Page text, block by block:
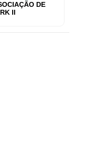
DE
II